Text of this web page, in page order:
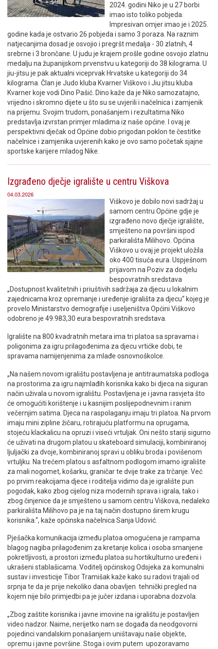
2024. godini Niko je u 27 borbi
imao isto toliko pobjeda.
Impresivan omjer imao je i 2025.
godine kada je ostvario 26 pobjeda i samo 3 poraza. Na raznim
natjecanjima dosad je osvojio i pregršt medalja - 30 zlatnih, 4
srebrne i 3 brončane. U judu je krajem prošle godine osvojio zlatnu
medalju na županijskom prvenstvu u kategoriji do 38 kilograma. U
jiu-jitsu je pak aktualni viceprvak Hrvatske u kategoriji do 34
kilograma. Član je Judo kluba Kvarner Viškovo i Jiu jitsu kluba
Kvarner koje vodi Dino Pašić. Dino kaže da je Niko samozatajno,
vrijedno i skromno dijete u što su se uvjerili i načelnica i zamjenik
na prijemu. Svojim trudom, ponašanjem i rezultatima Niko
predstavlja izvrstan primjer mladima iz naše općine. I ovaj je
perspektivni dječak od Općine dobio prigodan poklon te čestitke
načelnice i zamjenika uvjerenih kako je ovo samo početak sjajne
sportske karijere mladog Nike.
Izgrađeno dječje igralište u centru Viškova
04.03.2026
Viškovo je dobilo novi sadržaj u
samom centru Općine gdje je
izgrađeno novo dječje igralište,
smješteno na površini ispod
parkirališta Milihovo. Općina
Viškovo u ovaj je projekt uložila
oko 400 tisuća eura. Uspješnom
prijavom na Poziv za dodjelu
bespovratnih sredstava
„Dostupnost kvalitetnih i priuštivih sadržaja za djecu u lokalnim
zajednicama kroz opremanje i uređenje igrališta za djecu“ kojeg je
provelo Ministarstvo demografije i useljeništva Općini Viškovo
odobreno je 49.983,30 eura bespovratnih sredstava.
Igralište na 800 kvadratnih metara ima tri platoa sa spravama i
poligonima za igru prilagođenima za djecu vrtićke dobi, te
spravama namijenjenima za mlađe osnovnoškolce.
„Na našem novom igralištu postavljena je antitraumatska podloga
na prostorima za igru najmlađih korisnika kako bi djeca na siguran
način uživala u novom igralištu. Postavljena je i javna rasvjeta što
će omogućiti korištenje i u kasnijim poslijepodnevnim i ranim
večernjim satima. Djeca na raspolaganju imaju tri platoa. Na prvom
imaju mini zipline žičaru, rotirajuću platformu na oprugama,
stojeću klackalicu na opruzi i viseći vrtuljak. Oni nešto stariji sigurno
će uživati na drugom platou u skateboard simulaciji, kombiniranoj
ljuljački za dvoje, kombiniranoj spravi u obliku broda i povišenom
vrtuljku. Na trećem platou s asfaltnom podlogom imamo igralište
za mali nogomet, košarku, graničar te dvije trake za trčanje. Već
po prvim reakcijama djece i roditelja vidimo da je igralište pun
pogodak, kako zbog cijelog niza modernih sprava i igrala, tako i
zbog činjenice da je smješteno u samom centru Viškova, nedaleko
parkirališta Milihovo pa je na taj način dostupno širem krugu
korisnika.“, kaže općinska načelnica Sanja Udović.
Pješačka komunikacija između platoa omogućena je rampama
blagog nagiba prilagođenim za kretanje kolica i osoba smanjene
pokretljivosti, a prostori između platoa su hortikulturno uređeni i
ukrašeni stablašicama. Voditelj općinskog Odsjeka za komunalni
sustav i investicije Tibor Tramišak kaže kako su radovi trajali od
srpnja te da je prije nekoliko dana obavljen tehnički pregled na
kojem nije bilo primjedbi pa je jučer izdana i uporabna dozvola.
„Zbog zaštite korisnika i javne imovine na igralištu je postavljen
video nadzor. Naime, nerijetko nam se događa da neodgovorni
pojedinci vandalskim ponašanjem uništavaju naše objekte,
opremu i javne površine. Stoga i ovim putem upozoravamo